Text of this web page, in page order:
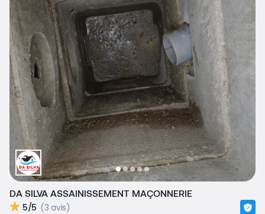
DA SILVA ASSAINISSEMENT MAÇONNERIE
5/5 (3 avis)